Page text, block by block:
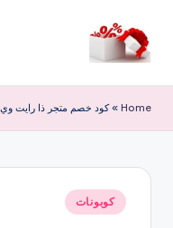
التجاوز
ر
حب
ا
Home
»كود خصم متجر ذا رايت وي The Right Way لبيع الاغذية الصحية
نُشر
في
كوبونات